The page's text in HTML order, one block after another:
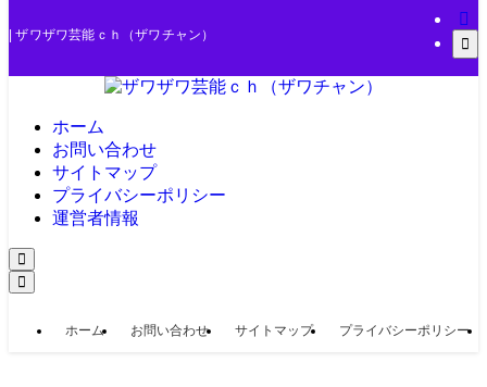
| ザワザワ芸能ｃｈ（ザワチャン）
ホーム
お問い合わせ
サイトマップ
プライバシーポリシー
運営者情報
ホーム お問い合わせ サイトマップ プライバシーポリシー